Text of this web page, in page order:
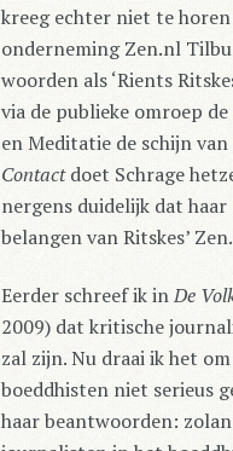
kreeg echter niet te
onderneming Zen.nl
woorden als ‘Rients
via de publieke omroep
en Meditatie de schijn
Contactdoet Schrage
nergens duidelijk dat
belangen van Ritskes’
Eerder schreef ik inDe
2009) dat kritische
zal zijn. Nu draai ik het
boeddhisten niet serieus
haar beantwoorden: